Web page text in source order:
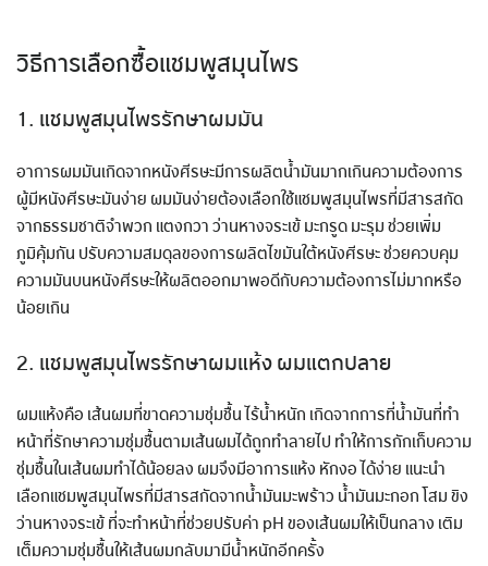
วิธีการเลือกซื้อแชมพูสมุนไพร
1. แชมพูสมุนไพรรักษาผมมัน
อาการผมมันเกิดจากหนังศีรษะมีการผลิตน้ำมันมากเกินความต้องการ
ผู้มีหนังศีรษะมันง่าย ผมมันง่ายต้องเลือกใช้แชมพูสมุนไพรที่มีสารสกัด
จากธรรมชาติจำพวก แตงกวา ว่านหางจระเข้ มะกรูด มะรุม ช่วยเพิ่ม
ภูมิคุ้มกัน ปรับความสมดุลของการผลิตไขมันใต้หนังศีรษะ ช่วยควบคุม
ความมันบนหนังศีรษะให้ผลิตออกมาพอดีกับความต้องการไม่มากหรือ
น้อยเกิน
2. แชมพูสมุนไพรรักษาผมแห้ง ผมแตกปลาย
ผมแห้งคือ เส้นผมที่ขาดความชุ่มชื้น ไร้น้ำหนัก เกิดจากการที่น้ำมันที่ทำ
หน้าที่รักษาความชุ่มชื้นตามเส้นผมได้ถูกทำลายไป ทำให้การกักเก็บความ
ชุ่มชื้นในเส้นผมทำได้น้อยลง ผมจึงมีอาการแห้ง หักงอ ได้ง่าย แนะนำ
เลือกแชมพูสมุนไพรที่มีสารสกัดจากน้ำมันมะพร้าว น้ำมันมะกอก โสม ขิง
ว่านหางจระเข้ ที่จะทำหน้าที่ช่วยปรับค่า pH ของเส้นผมให้เป็นกลาง เติม
เต็มความชุ่มชื้นให้เส้นผมกลับมามีน้ำหนักอีกครั้ง